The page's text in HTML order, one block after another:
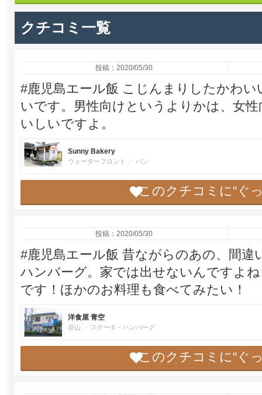
クチコミ一覧
投稿：2020/05/30
#鹿児島エール飯 こじんまりしたかわ
いです。男性向けというよりかは、女
いしいですよ。
Sunny Bakery
ウォーターフロント パン
このクチコミに“ぐ
投稿：2020/05/30
#鹿児島エール飯 昔ながらのあの、間
ハンバーグ。家では出せないんですよ
です！ほかのお料理も食べてみたい！
洋食屋 青空
谷山 ステーキ・ハンバーグ
このクチコミに“ぐ